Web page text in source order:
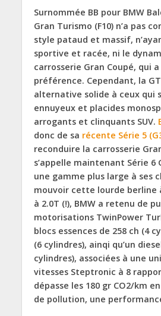
Surnommée BB pour BMW
Gran Turismo (F10) n’a pas
style pataud et massif,
sportive et racée, ni le
carrosserie Gran Coupé, qui
préférence. Cependant, la
alternative solide à ceux qui
ennuyeux et placides
arrogants et clinquants SUV.
donc de sa récente Série 5
reconduire la carrosserie
s’appelle maintenant Série 6
une gamme plus large à ses
mouvoir cette lourde berline
à 2.0T (!), BMW a retenu de
motorisations TwinPower
blocs essences de 258 ch (4
(6 cylindres), ainqi qu’un
cylindres), associées à une
vitesses Steptronic à 8
dépasse les 180 gr CO2/km
de pollution, une